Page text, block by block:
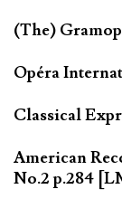
(The)
Opéra
Classical
American
No.2 p.284